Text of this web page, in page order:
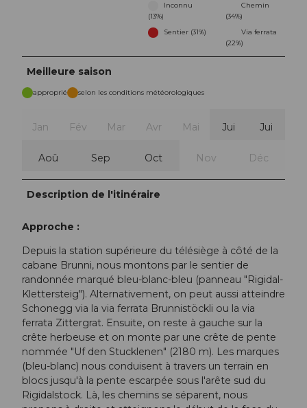
Inconnu
(13%)
Chemin
(34%)
Sentier (31%)
Via ferrata
(22%)
Meilleure saison
approprié selon les conditions météorologiques
Jan Fév Mar Avr Mai Jui Jui
Aoû Sep Oct Nov Déc
Description de l'itinéraire
Approche :
Depuis la station supérieure du télésiège à côté de la
cabane Brunni, nous montons par le sentier de
randonnée marqué bleu-blanc-bleu (panneau "Rigidal-
Klettersteig"). Alternativement, on peut aussi atteindre
Schonegg via la via ferrata Brunnistöckli ou la via
ferrata Zittergrat. Ensuite, on reste à gauche sur la
crête herbeuse et on monte par une crête de pente
nommée "Uf den Stucklenen" (2180 m). Les marques
(bleu-blanc) nous conduisent à travers un terrain en
blocs jusqu'à la pente escarpée sous l'arête sud du
Rigidalstock. Là, les chemins se séparent, nous